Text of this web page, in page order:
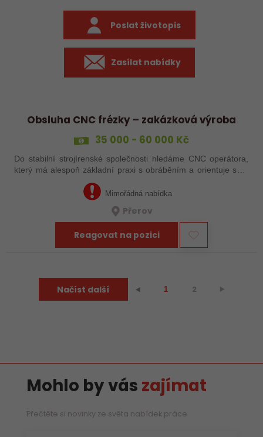
Poslat životopis
Zasílat nabídky
Obsluha CNC frézky – zakázková výroba
35 000 - 60 000 Kč
Do stabilní strojírenské společnosti hledáme CNC operátora,
který má alespoň základní praxi s obráběním a orientuje se v
technické dokumentaci. Nemusíte mít za sebou roky
zkušeností – důležité je, že…Mimořádná nabídka
Přerov
Reagovat na pozici
Načíst další ⯇ 1 2 ⯈
Mohlo by vás zajímat
Přečtěte si novinky ze světa nabídek práce